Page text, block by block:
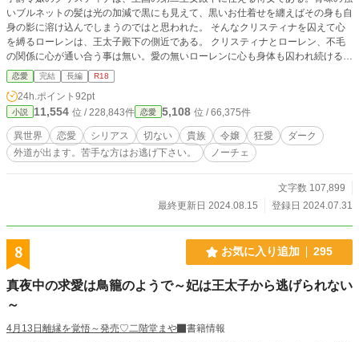
いブルネットの髪は光の加減で黒にも見えて、黒いお仕着せを纏えばその身も自
身の影に溶け込んでしまうのではと思われた。 そんなクリスティナを囚えて心
を縛るローレンは、王太子殿下の側近である。 クリスティナとローレン、不毛
の関係に心が通い合う事は無い。愛の無いローレンに心も身体も囚われ続けるク
リスティナであった。 ❇相変わらずの100%妄想の産物です。史実とは異なって
おります。 ❇外道要素を含みます。苦手な方はお逃げ下さい。ご不安な方は、
気配を感じられましたら即バックor飛ばしてお読み下さる事をお勧め致します。
❇妄想遠泳の果てに波打ち際に打ち上げられた妄想スイマーによる寝物語です。
疲れたお心とお身体を妄想で癒やして頂けますと泳ぎ甲斐があります。 ❇座右
の銘は「知らないことは書けない」「嘘をつくなら最後まで」。 ❇例の如く、
鬼の誤字脱字を修復すべく激しい微修正が入ります。 「間を置いて二度美味し
恋愛 完結 長編 R18
24h.ポイント 92pt
小説 11,554 位 / 228,843件 恋愛 5,108 位 / 66,375件
異世界 恋愛 シリアス 切ない 貴族 令嬢 狂愛
ダーク
外道が出ます。苦手な方はお逃げ下さい。
ノーチェ
文字数 107,899
最終更新日 2024.08.15
登録日 2024.07.31
8 お気に入り追加 295
真夜中の求愛は鳥籠のようで～妃は王太子から逃げられない
～
4月13日離縁を覚悟～発売♡二階堂まや
書籍情報